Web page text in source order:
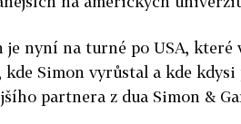
je nyní na turné po USA, které
Simon vyrůstal a kde
partnera z dua Simon &